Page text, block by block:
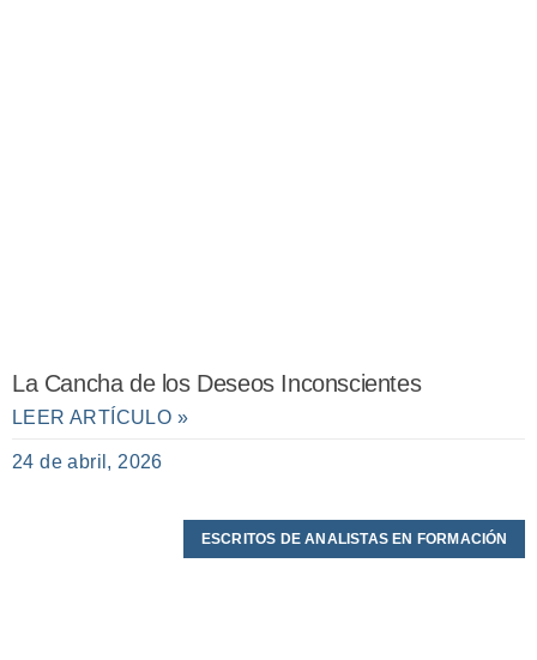
La Cancha de los Deseos Inconscientes
LEER ARTÍCULO »
24 de abril, 2026
ESCRITOS DE ANALISTAS EN FORMACIÓN